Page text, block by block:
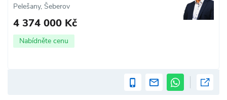
Pelešany, Šeberov
4 374 000 Kč
Nabídněte cenu